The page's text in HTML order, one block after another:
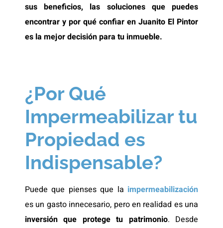
sus beneficios, las soluciones que puedes
encontrar y por qué confiar en Juanito El Pintor
es la mejor decisión para tu inmueble.
¿Por Qué
Impermeabilizar tu
Propiedad es
Indispensable?
Puede que pienses que la impermeabilización
es un gasto innecesario, pero en realidad es una
inversión que protege tu patrimonio. Desde